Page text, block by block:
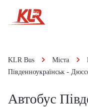
KLR Bus Міста
Південноукраїнськ -
Автобус